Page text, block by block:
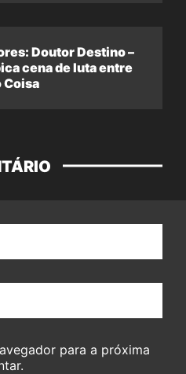
Doutor Destino –
cena de luta entre
Coisa
para a próxima